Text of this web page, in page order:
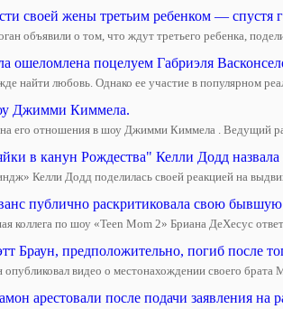
своей жены третьим ребенком — спустя
объявили о том, что ждут третьего ребенка,
поцелуем Габриэля
найти любовь. Однако ее участие в популярном
Джимми Киммела.
его отношения в шоу Джимми Киммела . Ведущий
в канун Рождества" Келли Додд
Келли Додд поделилась своей реакцией на
публично раскритиковала свою
коллега по шоу «Teen Mom 2» Бриана ДеХесус
Браун, предположительно, погиб после
видео о местонахождении своего брата
арестовали после подачи заявления на